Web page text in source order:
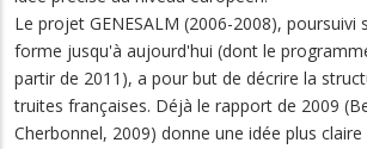
Le projet GENESALM (2006-2008), poursuivi
forme jusqu'à aujourd'hui (dont le
partir de 2011), a pour but de décrire la
truites françaises. Déjà le rapport de 2009
Cherbonnel, 2009) donne une idée plus